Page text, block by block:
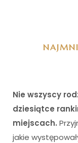
Nie wszyscy
dziesiątce
miejscach.
jakie